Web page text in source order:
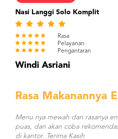
Nasi Langgi Solo Komplit
Rasa
Pelayanan
Pengantaran
Windi Asriani
Rasa Makanannya
Menu nya mewah dan rasanya
puas, dan akan coba
di kantor. Terima Kasih